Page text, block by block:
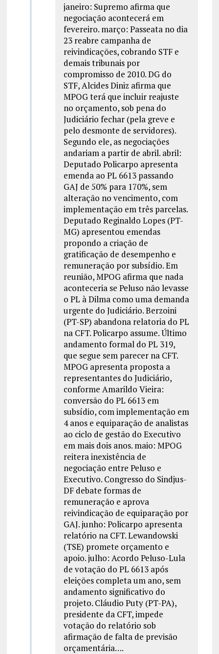
janeiro: Supremo afirma que
negociação acontecerá em
fevereiro. março: Passeata no dia
23 reabre campanha de
reivindicações, cobrando STF e
demais tribunais por
compromisso de 2010. DG do
STF, Alcides Diniz afirma que
MPOG terá que incluir reajuste
no orçamento, sob pena do
Judiciário fechar (pela greve e
pelo desmonte de servidores).
Segundo ele, as negociações
andariam a partir de abril. abril:
Deputado Policarpo apresenta
emenda ao PL 6613 passando
GAJ de 50% para 170%, sem
alteração no vencimento, com
implementação em três parcelas.
Deputado Reginaldo Lopes (PT-
MG) apresentou emendas
propondo a criação de
gratificação de desempenho e
remuneração por subsídio. Em
reunião, MPOG afirma que nada
aconteceria se Peluso não levasse
o PL à Dilma como uma demanda
urgente do Judiciário. Berzoini
(PT-SP) abandona relatoria do PL
na CFT. Policarpo assume. Último
andamento formal do PL 319,
que segue sem parecer na CFT.
MPOG apresenta proposta a
representantes do Judiciário,
conforme Amarildo Vieira:
conversão do PL 6613 em
subsídio, com implementação em
4 anos e equiparação de analistas
ao ciclo de gestão do Executivo
em mais dois anos. maio: MPOG
reitera inexistência de
negociação entre Peluso e
Executivo. Congresso do Sindjus-
DF debate formas de
remuneração e aprova
reivindicação de equiparação por
GAJ. junho: Policarpo apresenta
relatório na CFT. Lewandowski
(TSE) promete orçamento e
apoio. julho: Acordo Peluso-Lula
de votação do PL 6613 após
eleições completa um ano, sem
andamento significativo do
projeto. Cláudio Puty (PT-PA),
presidente da CFT, impede
votação do relatório sob
afirmação de falta de previsão
orçamentária….